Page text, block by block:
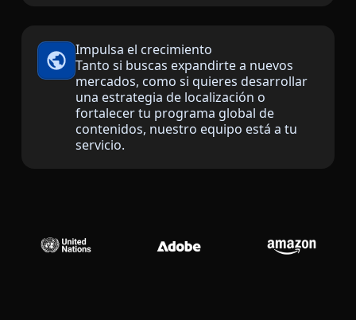
Finanzas
Instituciones Públicas
Todas las industrias
Impulsa el crecimiento
Tanto si buscas expandirte a nuevos
mercados, como si quieres desarrollar
una estrategia de localización o
fortalecer tu programa global de
contenidos, nuestro equipo está a tu
servicio.